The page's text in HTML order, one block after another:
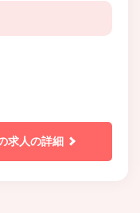
求人の詳細